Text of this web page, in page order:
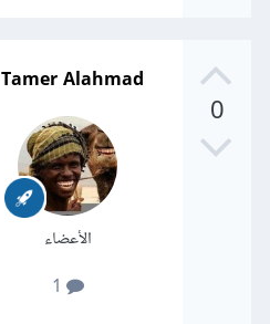
0
Tamer Alahmad
الأعضاء